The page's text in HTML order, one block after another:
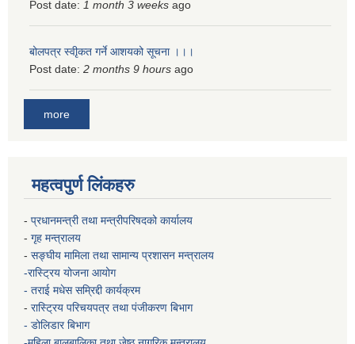
Post date: 1 month 3 weeks ago
बोलपत्र स्वीृकत गर्ने आशयको सूचना ।।।
Post date: 2 months 9 hours ago
more
महत्वपुर्ण लिंकहरु
- प्रधानमन्त्री तथा मन्त्रीपरिषदको कार्यालय
- गृह मन्त्रालय
- सङ्घीय मामिला तथा सामान्य प्रशासन मन्त्रालय
-रास्ट्रिय योजना आयोग
- तराई मधेस सम्रिद्दी कार्यक्रम
- रास्ट्रिय परिचयपत्र तथा पंजीकरण बिभाग
- डोलिडार बिभाग